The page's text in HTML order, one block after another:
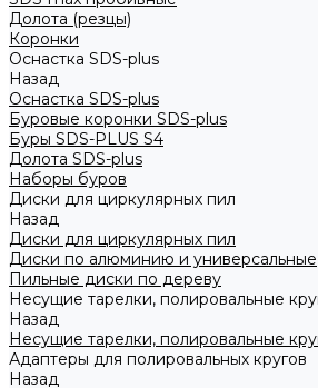
Долота (резцы)
Коронки
Оснастка SDS-plus
Назад
Оснастка SDS-plus
Буровые коронки SDS-plus
Буры SDS-PLUS S4
Долота SDS-plus
Наборы буров
Диски для циркулярных пил
Назад
Диски для циркулярных пил
Диски по алюминию и универсальные
Пильные диски по дереву
Несущие тарелки, полировальные
Назад
Несущие тарелки, полировальные
Адаптеры для полировальных кругов
Назад